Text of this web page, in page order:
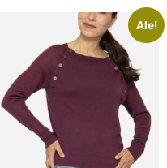
Ale!